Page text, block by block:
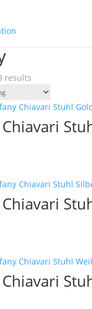
results